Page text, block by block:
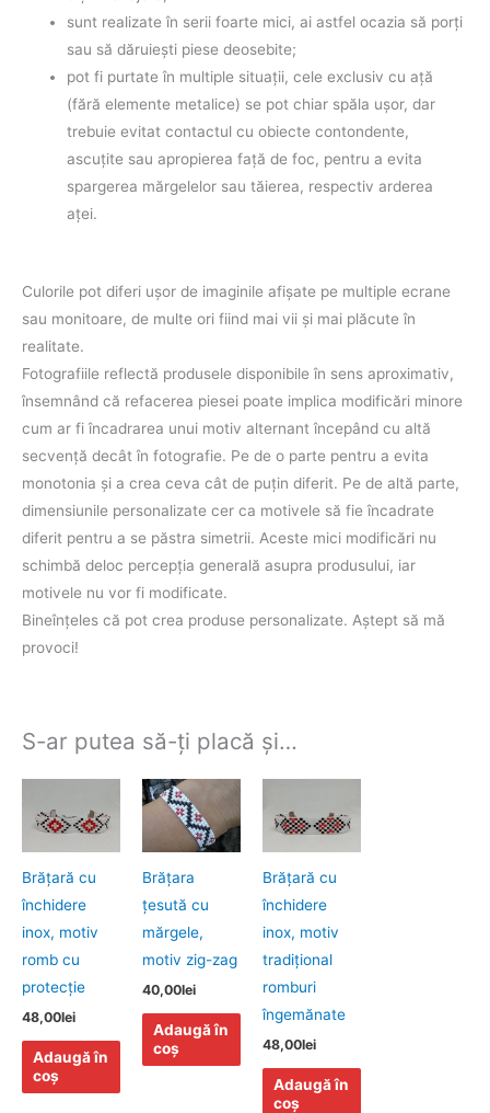
sunt realizate în serii foarte mici, ai astfel ocazia să porţi
sau să dăruieşti piese deosebite;
pot fi purtate în multiple situaţii, cele exclusiv cu aţă
(fără elemente metalice) se pot chiar spăla uşor, dar
trebuie evitat contactul cu obiecte contondente,
ascuţite sau apropierea faţă de foc, pentru a evita
spargerea mărgelelor sau tăierea, respectiv arderea
aţei.
Culorile pot diferi uşor de imaginile afişate pe multiple ecrane
sau monitoare, de multe ori fiind mai vii şi mai plăcute în
realitate.
Fotografiile reflectă produsele disponibile în sens aproximativ,
însemnând că refacerea piesei poate implica modificări minore
cum ar fi încadrarea unui motiv alternant începând cu altă
secvenţă decât în fotografie. Pe de o parte pentru a evita
monotonia şi a crea ceva cât de puţin diferit. Pe de altă parte,
dimensiunile personalizate cer ca motivele să fie încadrate
diferit pentru a se păstra simetrii. Aceste mici modificări nu
schimbă deloc percepţia generală asupra produsului, iar
motivele nu vor fi modificate.
Bineînţeles că pot crea produse personalizate. Aştept să mă
provoci!
S-ar putea să-ți placă și…
Brăţară cu
închidere
inox, motiv
romb cu
protecţie
48,00lei
Adaugă în
coș
Brăţara
ţesută cu
mărgele,
motiv zig-zag
40,00lei
Adaugă în
coș
Brăţară cu
închidere
inox, motiv
tradiţional
romburi
îngemănate
48,00lei
Adaugă în
coș